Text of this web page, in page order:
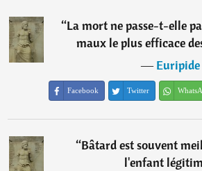
“La mort ne passe-t-elle
maux le plus efficace
―Euripide
Facebook Twitter
“Bâtard est souvent
l'enfant